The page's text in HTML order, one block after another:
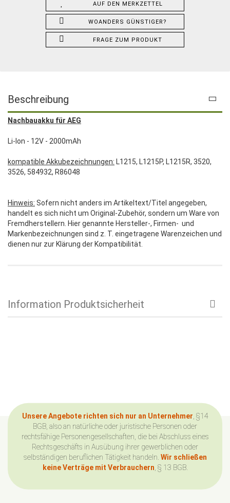
AUF DEN MERKZETTEL
WOANDERS GÜNSTIGER?
FRAGE ZUM PRODUKT
Beschreibung
Nachbauakku für AEG
Li-Ion - 12V - 2000mAh
kompatible Akkubezeichnungen: L1215, L1215P, L1215R, 3520,
3526, 584932, R86048
Hinweis: Sofern nicht anders im Artikeltext/Titel angegeben,
handelt es sich nicht um Original-Zubehör, sondern um Ware von
Fremdherstellern. Hier genannte Hersteller-, Firmen- und
Markenbezeichnungen sind z. T. eingetragene Warenzeichen und
dienen nur zur Klärung der Kompatibilität.
Information Produktsicherheit
Unsere Angebote richten sich nur an Unternehmer , §14
BGB, also an natürliche oder juristische Personen oder
rechtsfähige Personengesellschaften, die bei Abschluss eines
Rechtsgeschäfts in Ausübung ihrer gewerblichen oder
selbständigen beruflichen Tätigkeit handeln. Wir schließen
keine Verträge mit Verbrauchern , § 13 BGB.